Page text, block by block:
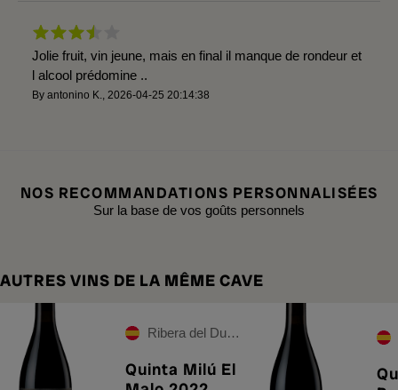
Jolie fruit, vin jeune, mais en final il manque de rondeur et
l alcool prédomine ..
By antonino K. 2026-04-25 20:14:38
NOS RECOMMANDATIONS PERSONNALISÉES
Sur la base de vos goûts personnels
AUTRES VINS DE LA MÊME CAVE
Ribera del Duero
Quinta Milú El